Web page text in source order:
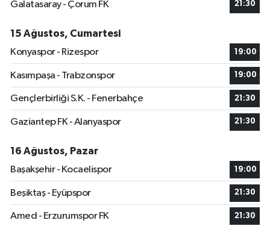
Galatasaray - Çorum FK
21:30
15 Ağustos, Cumartesi
Konyaspor - Rizespor
19:00
Kasımpaşa - Trabzonspor 19:00
Gençlerbirliği S.K. - Fenerbahçe 21:30
Gaziantep FK - Alanyaspor 21:30
16 Ağustos, Pazar
Başakşehir - Kocaelispor
19:00
Beşiktaş - Eyüpspor 21:30
Amed - Erzurumspor FK 21:30